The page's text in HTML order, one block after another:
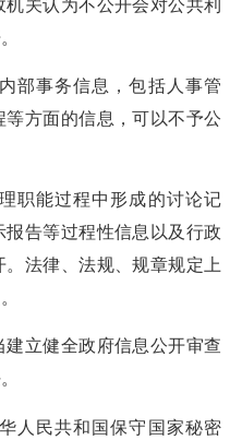
关认为不公开会对公共利
事务信息，包括人事管
方面的信息，可以不予公
能过程中形成的讨论记
告等过程性信息以及行政
法律、法规、规章规定上
健全政府信息公开审查
民共和国保守国家秘密